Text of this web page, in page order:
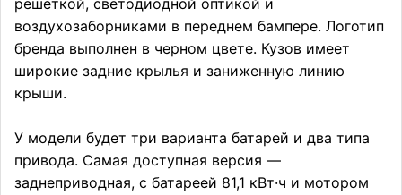
решеткой, светодиодной оптикой и
воздухозаборниками в переднем бампере. Логотип
бренда выполнен в черном цвете. Кузов имеет
широкие задние крылья и заниженную линию
крыши.
У модели будет три варианта батарей и два типа
привода. Самая доступная версия —
заднеприводная, с батареей 81,1 кВт·ч и мотором